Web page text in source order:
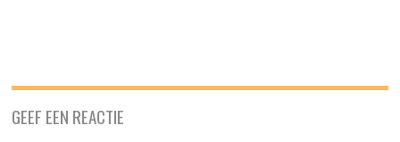
GEEF EEN REACTIE